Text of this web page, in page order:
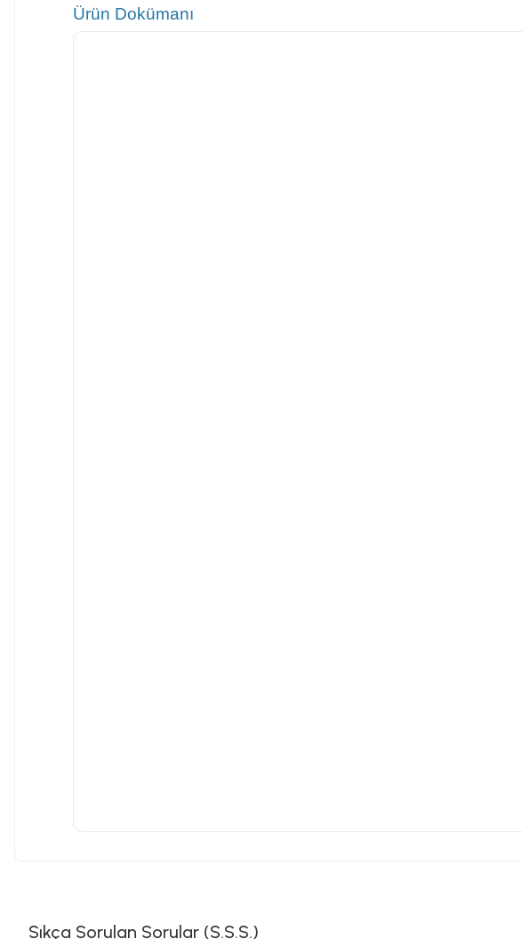
Ürün Dokümanı
Sıkça Sorulan Sorular (S.S.S.)